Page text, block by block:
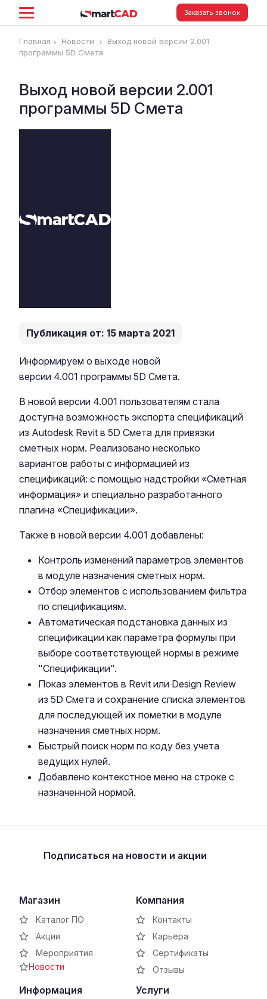
Заказать звонок
Главная Новости
Выход новой версии 2.001
программы 5D Смета
Выход новой версии 2.001
программы 5D Смета
Публикация от: 15 марта 2021
Информируем о выходе новой
версии 4.001 программы 5D Смета.
В новой версии 4.001 пользователям стала
доступна возможность экспорта спецификаций
из Autodesk Revit в 5D Смета для привязки
сметных норм. Реализовано несколько
вариантов работы с информацией из
спецификаций: с помощью надстройки «Сметная
информация» и специально разработанного
плагина «Спецификации».
Также в новой версии 4.001 добавлены:
Контроль изменений параметров элементов
в модуле назначения сметных норм.
Отбор элементов с использованием фильтра
по спецификациям.
Автоматическая подстановка данных из
спецификации как параметра формулы при
выборе соответствующей нормы в режиме
"Спецификации".
Показ элементов в Revit или Design Review
из 5D Смета и сохранение списка элементов
для последующей их пометки в модуле
назначения сметных норм.
Быстрый поиск норм по коду без учета
ведущих нулей.
Добавлено контекстное меню на строке с
назначенной нормой.
Подписаться на новости и акции
Магазин
Каталог ПО
Акции
Мероприятия
Новости
Компания
Контакты
Карьера
Сертификаты
Отзывы
Информация Услуги